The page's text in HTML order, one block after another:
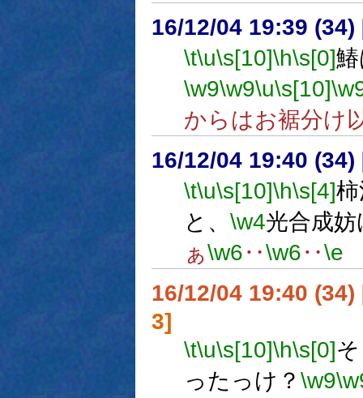
16/12/04 19:39 (34)
\t\u\s[10]\h\s[0]
\w9\w9\u\s[10]
からはお裾分け
16/12/04 19:40 (34)
\t\u\s[10]\h\s[4]
と、 \w4光合成
ぁ\w6‥\w6‥\e
16/12/04 19:40 (34)
3]
\t\u\s[10]\h\s[0]
ったっけ？ \w9